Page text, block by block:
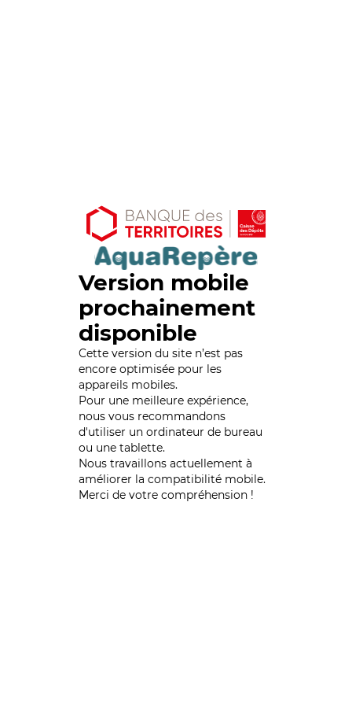
Version mobile
prochainement
disponible
Cette version du site n’est pas
encore optimisée pour les
appareils mobiles.
Pour une meilleure expérience,
nous vous recommandons
d'utiliser un ordinateur de bureau
ou une tablette.
Nous travaillons actuellement à
améliorer la compatibilité mobile.
Merci de votre compréhension !